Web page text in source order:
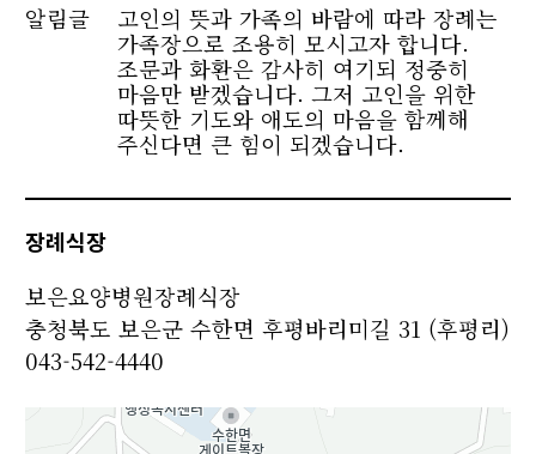
알림글
고인의 뜻과 가족의 바람에 따라 장례는
가족장으로 조용히 모시고자 합니다.
조문과 화환은 감사히 여기되 정중히
마음만 받겠습니다. 그저 고인을 위한
따뜻한 기도와 애도의 마음을 함께해
주신다면 큰 힘이 되겠습니다.
장례식장
보은요양병원장례식장
충청북도 보은군 수한면 후평바리미길 31 (후평리)
043-542-4440